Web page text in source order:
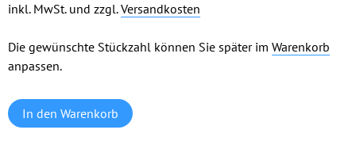
inkl. MwSt. und zzgl.Versandkosten
Die gewünschte Stückzahl können Sie später im Warenkorb
anpassen.